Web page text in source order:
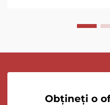
Obțineți o